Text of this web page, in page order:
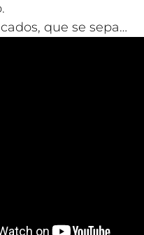
que se sepa…